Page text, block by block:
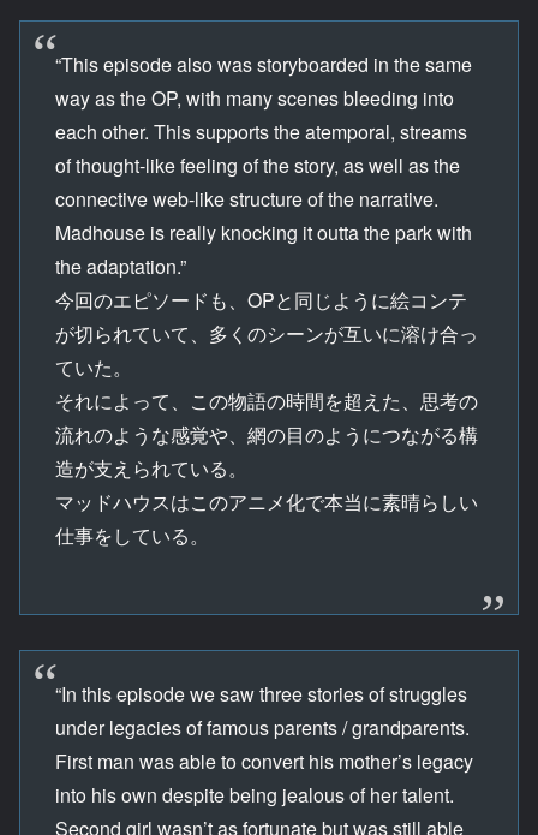
“This episode also was storyboarded in the same
way as the OP, with many scenes bleeding into
each other. This supports the atemporal, streams
of thought-like feeling of the story, as well as the
connective web-like structure of the narrative.
Madhouse is really knocking it outta the park with
the adaptation.”
今回のエピソードも、OPと同じように絵コンテ
が切られていて、多くのシーンが互いに溶け合っ
ていた。
それによって、この物語の時間を超えた、思考の
流れのような感覚や、網の目のようにつながる構
造が支えられている。
マッドハウスはこのアニメ化で本当に素晴らしい
仕事をしている。
“In this episode we saw three stories of struggles
under legacies of famous parents / grandparents.
First man was able to convert his mother’s legacy
into his own despite being jealous of her talent.
Second girl wasn’t as fortunate but was still able